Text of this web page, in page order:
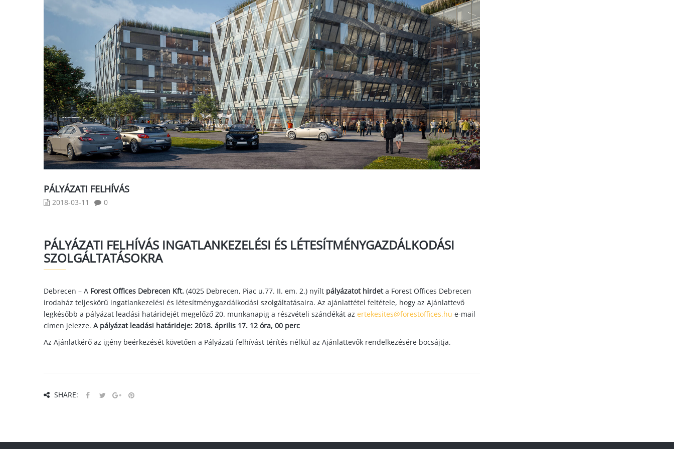
PÁLYÁZATI FELHÍVÁS
2018-03-11 0
PÁLYÁZATI FELHÍVÁS INGATLANKEZELÉSI ÉS LÉTESÍTMÉNYGAZDÁLKODÁSI
SZOLGÁLTATÁSOKRA
Debrecen – A Forest Offices Debrecen Kft. (4025 Debrecen, Piac u.77. II. em. 2.) nyílt pályázatot hirdeta Forest Offices Debrecen
irodaház teljeskörű ingatlankezelési és létesítménygazdálkodási szolgáltatásaira. Az ajánlattétel feltétele, hogy az Ajánlattevő
legkésőbb a pályázat leadási határidejét megelőző 20. munkanapig a részvételi szándékát az ertekesites@forestoffices.hu e-mail
címen jelezze. A pályázat leadási határideje: 2018. április 17. 12 óra, 00 perc
Az Ajánlatkérő az igény beérkezését követően a Pályázati felhívást térítés nélkül az Ajánlattevők rendelkezésére bocsájtja.
SHARE: